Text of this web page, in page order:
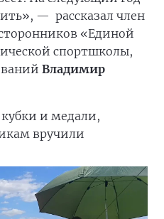
— рассказал член
«Единой
спортшколы,
Владимир
и медали,
вручили